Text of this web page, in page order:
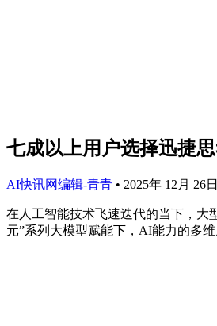
七成以上用户选择迅捷
AI快讯网编辑-青青 • 2025年 12月 26
在人工智能技术飞速迭代的当下，大
元”系列大模型赋能下，AI能力的多